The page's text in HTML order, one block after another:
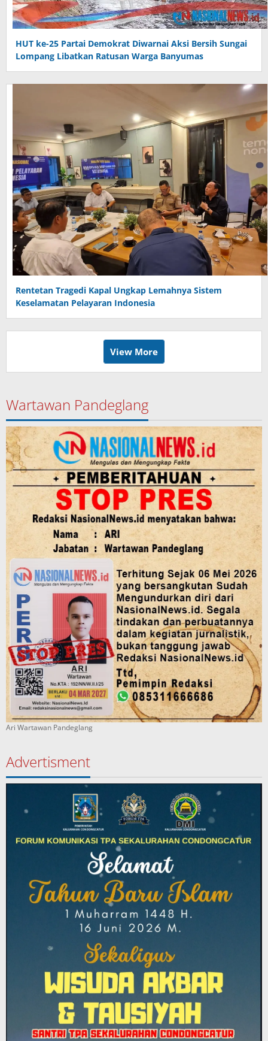
HUT ke-25 Partai Demokrat Diwarnai Aksi Bersih Sungai
Lompang Libatkan Ratusan Warga Banyumas
Rentetan Tragedi Kapal Ungkap Lemahnya Sistem
Keselamatan Pelayaran Indonesia
View More
Wartawan Pandeglang
Ari Wartawan Pandeglang
Advertisment